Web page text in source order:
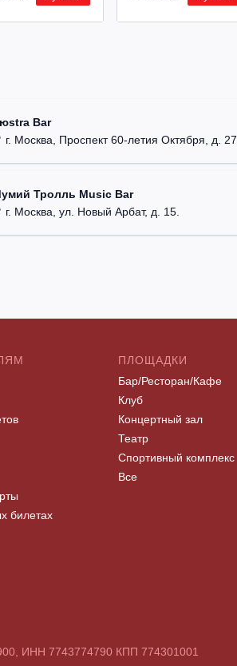
Bar
г. Москва, Проспект 60-летия Октября, д. 27.
Тролль Music Bar
г. Москва, ул. Новый Арбат, д. 15.
билетах
ПЛОЩАДКИ
Бар/Ресторан/Кафе
Клуб
Концертный зал
Театр
Спортивный комплекс
Все
ИНН 7743774790 КПП 774301001